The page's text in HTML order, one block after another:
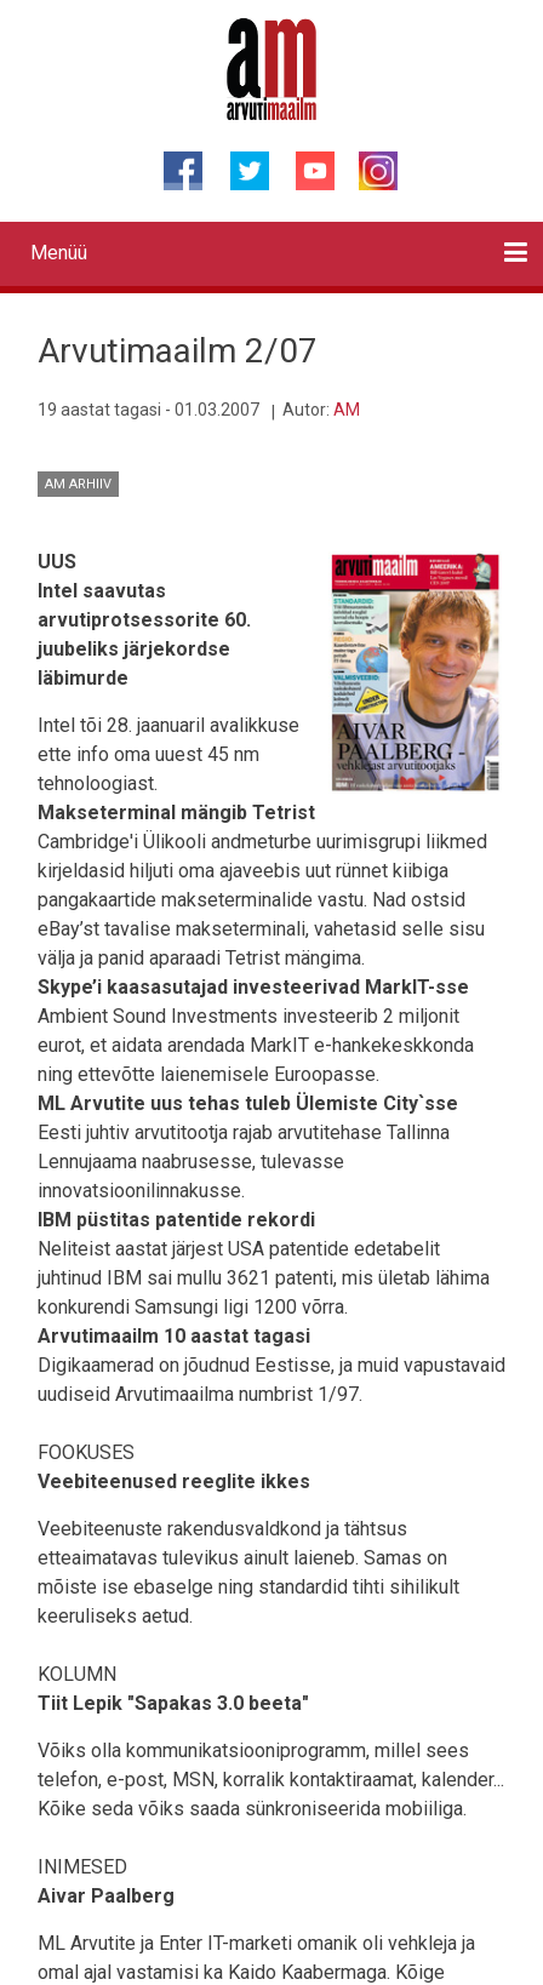
Primary
links
Menüü
Arvutimaailm 2/07
19 aastat tagasi - 01.03.2007 Autor: AM
AM ARHIIV
UUS
Intel saavutas
arvutiprotsessorite 60.
juubeliks järjekordse
läbimurde
Intel tõi 28. jaanuaril avalikkuse
ette info oma uuest 45 nm
tehnoloogiast.
Makseterminal mängib Tetrist
Cambridge'i Ülikooli andmeturbe uurimisgrupi liikmed
kirjeldasid hiljuti oma ajaveebis uut rünnet kiibiga
pangakaartide makseterminalide vastu. Nad ostsid
eBay’st tavalise makseterminali, vahetasid selle sisu
välja ja panid aparaadi Tetrist mängima.
Skype’i kaasasutajad investeerivad MarkIT-sse
Ambient Sound Investments investeerib 2 miljonit
eurot, et aidata arendada MarkIT e-hankekeskkonda
ning ettevõtte laienemisele Euroopasse.
ML Arvutite uus tehas tuleb Ülemiste City`sse
Eesti juhtiv arvutitootja rajab arvutitehase Tallinna
Lennujaama naabrusesse, tulevasse
innovatsioonilinnakusse.
IBM püstitas patentide rekordi
Neliteist aastat järjest USA patentide edetabelit
juhtinud IBM sai mullu 3621 patenti, mis ületab lähima
konkurendi Samsungi ligi 1200 võrra.
Arvutimaailm 10 aastat tagasi
Digikaamerad on jõudnud Eestisse, ja muid vapustavaid
uudiseid Arvutimaailma numbrist 1/97.
FOOKUSES
Veebiteenused reeglite ikkes
Veebiteenuste rakendusvaldkond ja tähtsus
etteaimatavas tulevikus ainult laieneb. Samas on
mõiste ise ebaselge ning standardid tihti sihilikult
keeruliseks aetud.
KOLUMN
Tiit Lepik "Sapakas 3.0 beeta"
Võiks olla kommunikatsiooniprogramm, millel sees
telefon, e-post, MSN, korralik kontaktiraamat, kalender...
Kõike seda võiks saada sünkroniseerida mobiiliga.
INIMESED
Aivar Paalberg
ML Arvutite ja Enter IT-marketi omanik oli vehkleja ja
omal ajal vastamisi ka Kaido Kaabermaga. Kõige